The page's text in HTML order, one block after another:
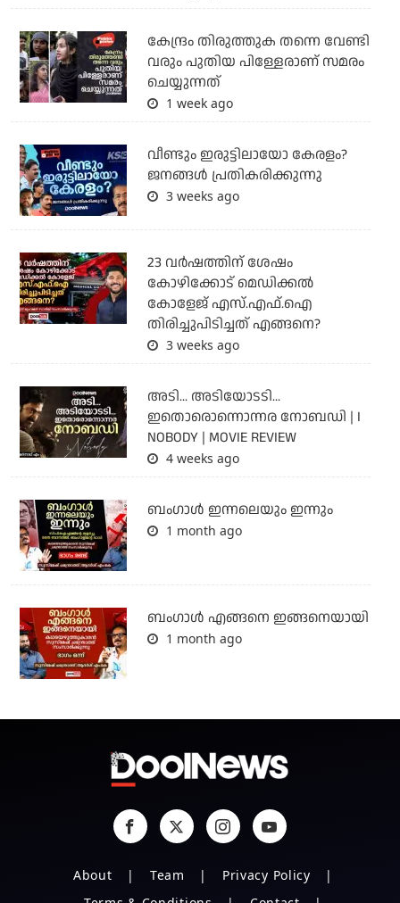
കേന്ദ്രം തിരുത്തുക തന്നെ വേണ്ടി
വരും പുതിയ പിള്ളേരാണ് സമരം
ചെയ്യുന്നത്
1 week ago
വീണ്ടും ഇരുട്ടിലായോ കേരളം?
ജനങ്ങൾ പ്രതികരിക്കുന്നു
3 weeks ago
23 വർഷത്തിന് ശേഷം
കോഴിക്കോട് മെഡിക്കൽ
കോളേജ് എസ്.എഫ്.ഐ
തിരിച്ചുപിടിച്ചത് എങ്ങനെ?
3 weeks ago
അടി... അടിയോടടി...
ഇതൊരൊന്നൊന്നര നോബഡി | I
NOBODY | MOVIE REVIEW
4 weeks ago
ബംഗാള്‍ ഇന്നലെയും ഇന്നും
1 month ago
ബം​ഗാൾ എങ്ങനെ ഇങ്ങനെയായി
1 month ago
About Team
Privacy Policy